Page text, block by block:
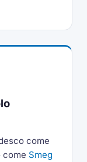
come
come Smeg